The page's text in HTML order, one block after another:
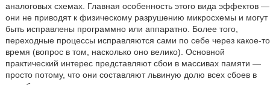
аналоговых схемах. Главная особенность этого вида эффектов —
они не приводят к физическому разрушению микросхемы и могут
быть исправлены программно или аппаратно. Более того,
переходные процессы исправляются сами по себе через какое-то
время (вопрос в том, насколько оно велико). Основной
практический интерес представляют сбои в массивах памяти —
просто потому, что они составляют львиную долю всех сбоев в